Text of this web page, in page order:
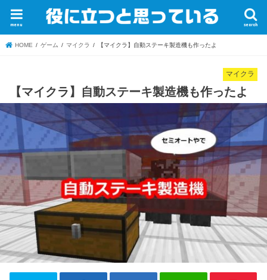
search
menu
HOME ゲーム マイクラ 【マイクラ】自動ステーキ製造機も作ったよ
マイクラ
【マイクラ】自動ステーキ製造機も作ったよ